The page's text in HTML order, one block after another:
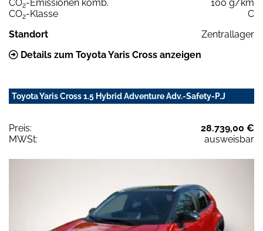
CO2-Emissionen komb.
100 g/km
CO2-Klasse
C
Standort
Zentrallager
Details zum Toyota Yaris Cross anzeigen
Toyota Yaris Cross 1.5 Hybrid Adventure Adv.-Safety-P.J
Preis:
28.739,00 €
MWSt:
ausweisbar